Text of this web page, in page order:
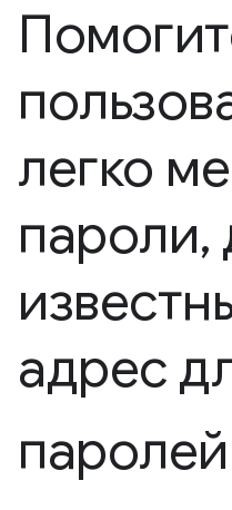
легко
пароли,
адрес
паролей